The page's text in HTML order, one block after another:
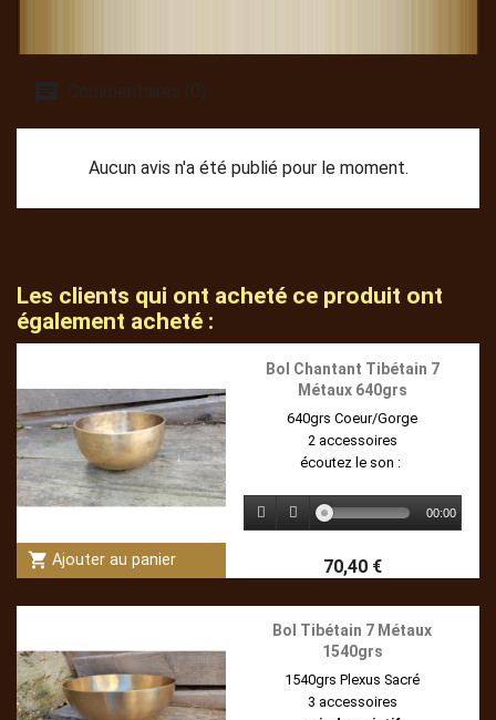
Commentaires (0)
Aucun avis n'a été publié pour le moment.
Les clients qui ont acheté ce produit ont
également acheté :
shopping_cart Ajouter au panier
Bol Chantant Tibétain 7
Métaux 640grs
640grs Coeur/Gorge
2 accessoires
écoutez le son :
00:00
70,40 €
Bol Tibétain 7 Métaux
1540grs
1540grs Plexus Sacré
3 accessoires